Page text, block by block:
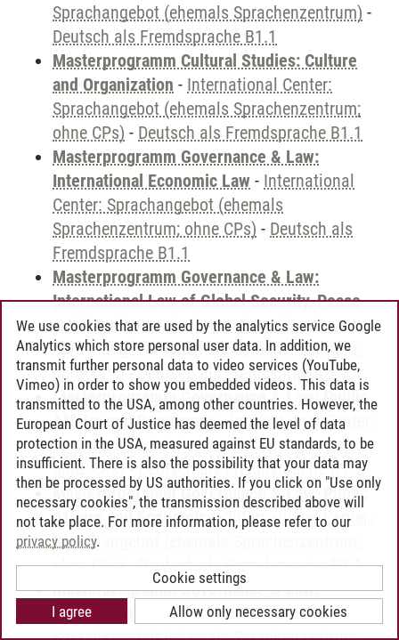
Sprachangebot (ehemals Sprachenzentrum) -
Deutsch als Fremdsprache B1.1
Masterprogramm Cultural Studies: Culture
and Organization - International Center:
Sprachangebot (ehemals Sprachenzentrum;
ohne CPs) - Deutsch als Fremdsprache B1.1
Masterprogramm Governance & Law:
International Economic Law - International
Center: Sprachangebot (ehemals
Sprachenzentrum; ohne CPs) - Deutsch als
Fremdsprache B1.1
Masterprogramm Governance & Law:
International Law of Global Security, Peace
and Development-International Center:
Sprachangebot (ehemals Sprachenzentrum;
ohne CPs)-Deutsch als Fremdsprache B1.1
Masterprogramm Governance & Law: Public
Affairs and Democracy-International Center:
Sprachangebot (ehemals Sprachenzentrum;
ohne CPs) - Deutsch als Fremdsprache B1.1
Masterprogramm Governance & Law: Public
Affairs and Economics-International Center:
Sprachangebot (ehemals Sprachenzentrum;
ohne CPs)-Deutsch als Fremdsprache B1.1
Masterprogramm Governance & Law:
Rechtswissenschaft-International Center:
We use cookies that are used by the analytics service Google
Analytics which store personal user data. In addition, we
transmit further personal data to video services (YouTube,
Vimeo) in order to show you embedded videos. This data is
transmitted to the USA, among other countries. However, the
European Court of Justice has deemed the level of data
protection in the USA, measured against EU standards, to be
insufficient. There is also the possibility that your data may
then be processed by US authorities. If you click on "Use only
necessary cookies", the transmission described above will
not take place. For more information, please refer to our
privacy policy.
Cookie settings
Allow only necessary cookies
I agree